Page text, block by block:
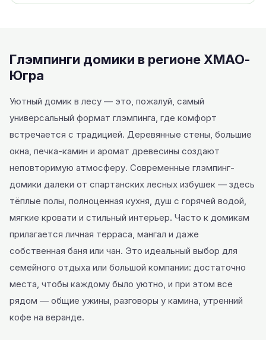
Глэмпинги домики в регионе ХМАО-
Югра
Уютный домик в лесу — это, пожалуй, самый
универсальный формат глэмпинга, где комфорт
встречается с традицией. Деревянные стены, большие
окна, печка-камин и аромат древесины создают
неповторимую атмосферу. Современные глэмпинг-
домики далеки от спартанских лесных избушек — здесь
тёплые полы, полноценная кухня, душ с горячей водой,
мягкие кровати и стильный интерьер. Часто к домикам
прилагается личная терраса, мангал и даже
собственная баня или чан. Это идеальный выбор для
семейного отдыха или большой компании: достаточно
места, чтобы каждому было уютно, и при этом все
рядом — общие ужины, разговоры у камина, утренний
кофе на веранде.